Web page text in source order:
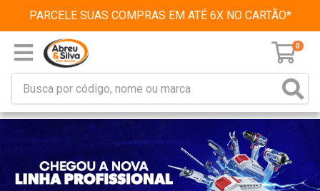
PARCELE SUAS COMPRAS EM ATÉ 6X NO CARTÃO*
0